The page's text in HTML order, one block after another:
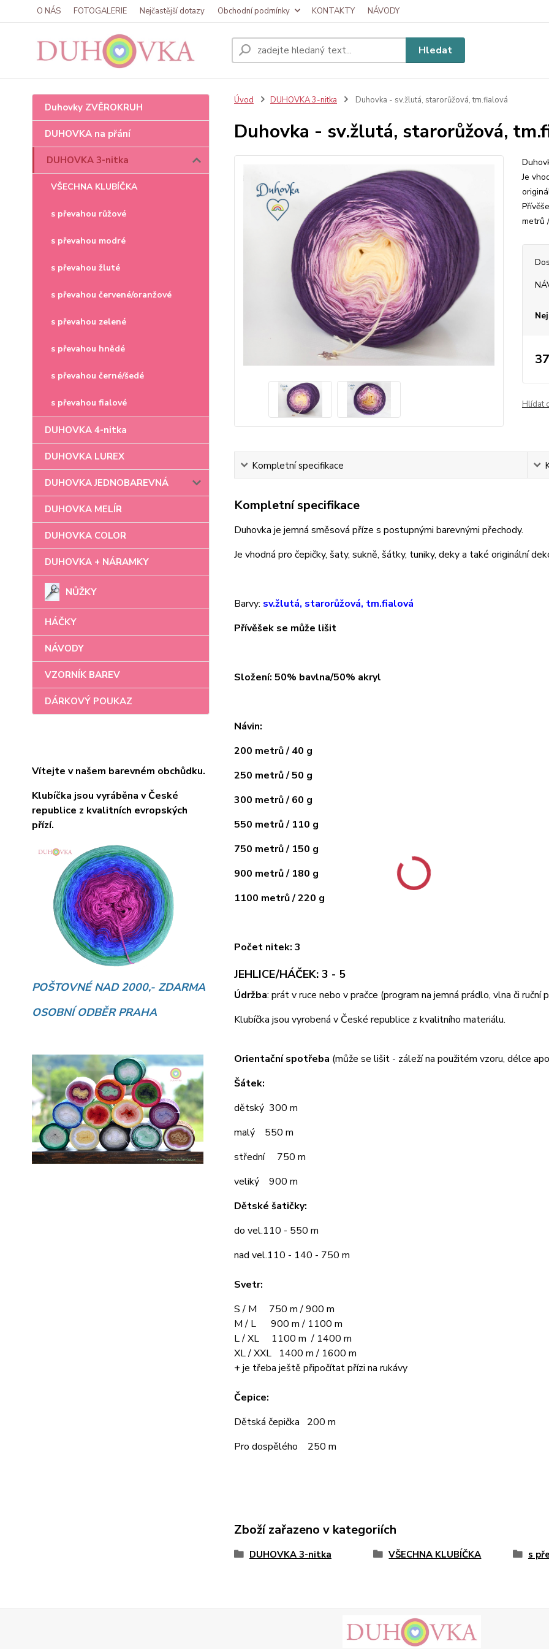
O NÁS FOTOGALERIE Nejčastější dotazy Obchodní podmínky KONTAKTY NÁVODY
Hledat
Duhovky ZVĚROKRUH
DUHOVKA na přání
DUHOVKA 3-nitka
VŠECHNA KLUBÍČKA
s převahou růžové
s převahou modré
s převahou žluté
s převahou červené/oranžové
s převahou zelené
s převahou hnědé
s převahou černé/šedé
s převahou fialové
DUHOVKA 4-nitka
DUHOVKA LUREX
DUHOVKA JEDNOBAREVNÁ
DUHOVKA MELÍR
DUHOVKA COLOR
DUHOVKA + NÁRAMKY
NŮŽKY
HÁČKY
NÁVODY
VZORNÍK BAREV
DÁRKOVÝ POUKAZ
Vítejte v našem barevném obchůdku.
Klubíčka jsou vyráběna v České
republice z kvalitních evropských
přízí.
POŠTOVNÉ NAD 2000,- ZDARMA
OSOBNÍ ODBĚR PRAHA
Úvod DUHOVKA 3-nitka Duhovka - sv.žlutá, starorůžová, tm.fialová
Duhovka - sv.žlutá, starorůžová,
Je
metrů
Hlídat
Kompletní specifikace
Kompletní specifikace
Duhovka je jemná směsová příze s postupnými barevnými přechody.
Je vhodná pro čepičky, šaty, sukně, šátky, tuniky, deky a také originální
Barvy: sv.žlutá, starorůžová, tm.fialová
Přívěšek se může lišit
Složení: 50% bavlna/50% akryl
Návin:
200 metrů / 40 g
250 metrů / 50 g
300 metrů / 60 g
550 metrů / 110 g
750 metrů / 150 g
900 metrů / 180 g
1100 metrů / 220 g
Počet nitek: 3
JEHLICE/HÁČEK: 3 - 5
Údržba: prát v ruce nebo v pračce (program na jemná prádlo, vlna či
Klubíčka jsou vyrobená v České republice z kvalitního materiálu.
Orientační spotřeba (může se lišit - záleží na použitém vzoru, délce
Šátek:
dětský 300 m
malý 550 m
střední 750 m
veliký 900 m
Dětské šatičky:
do vel.110 - 550 m
nad vel.110 - 140 - 750 m
Svetr:
S / M 750 m / 900 m
M / L 900 m / 1100 m
L / XL 1100 m / 1400 m
XL / XXL 1400 m / 1600 m
+ je třeba ještě připočítat přízi na rukávy
Čepice:
Dětská čepička 200 m
Pro dospělého 250 m
Zboží zařazeno v kategoriích
DUHOVKA 3-nitka VŠECHNA KLUBÍČKA s